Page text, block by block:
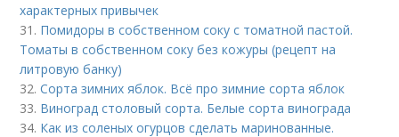
характерных привычек
31. Помидоры в собственном соку с томатной пастой.
Томаты в собственном соку без кожуры (рецепт на
литровую банку)
32.Сорта зимних яблок. Всё про зимние сорта яблок
33. Виноград столовый сорта. Белые сорта винограда
34. Как из соленых огурцов сделать маринованные.